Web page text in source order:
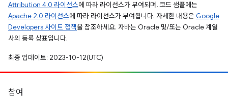
Attribution 4.0 라이선스에 따라 라이선스가 부여되며, 코드 샘플에는
Apache 2.0 라이선스에 따라 라이선스가 부여됩니다. 자세한 내용은 Google
Developers 사이트 정책을 참조하세요. 자바는 Oracle 및/또는 Oracle 계열
사의 등록 상표입니다.
최종 업데이트: 2023-10-12(UTC)
참여